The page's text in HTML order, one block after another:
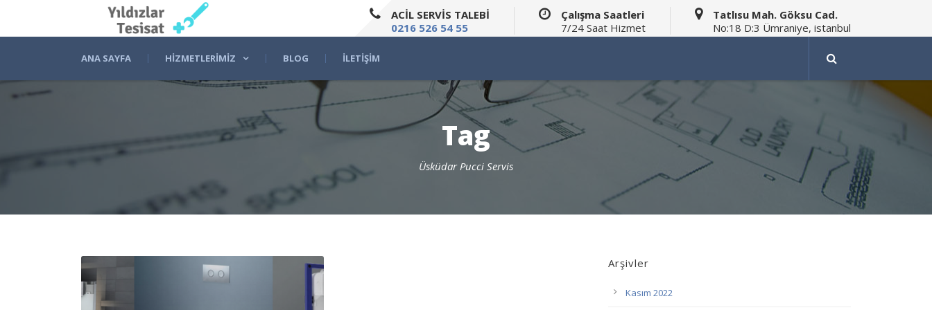
ACİL SERVİS TALEBİ
0216 526 54 55
Çalışma Saatleri
7/24 Saat Hizmet
Tatlısu Mah. Göksu Cad.
No:18 D:3 Ümraniye, istanbul
ANA SAYFA HIZMETLERIMIZ BLOG İLETIŞIM
Tag
Üsküdar Pucci Servis
Arşivler
Kasım 2022